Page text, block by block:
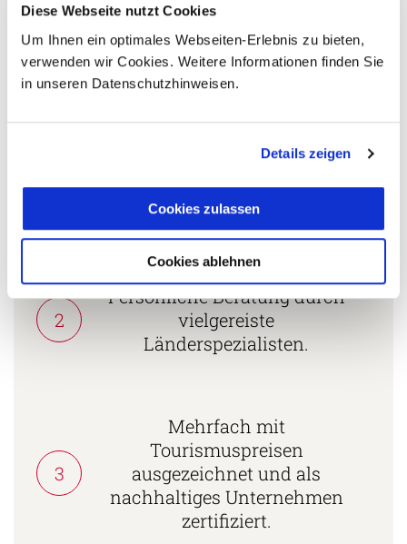
Diese Webseite nutzt Cookies
Um Ihnen ein optimales Webseiten-Erlebnis zu bieten,
verwenden wir Cookies. Weitere Informationen finden Sie
in unseren Datenschutzhinweisen.
Details zeigen
Cookies zulassen
Cookies ablehnen
+49 (0) 761 - 21 16 99-18
l.hagner@aventoura.de
5 Gründe warum Sie mit Ihrer Buchung bei uns
die richtige Entscheidung treffen:
Fernreisespezialist mit über
25 Jahren Erfahrung!
2
Persönliche Beratung durch
vielgereiste
Länderspezialisten.
3
Mehrfach mit
Tourismuspreisen
ausgezeichnet und als
nachhaltiges Unternehmen
zertifiziert.